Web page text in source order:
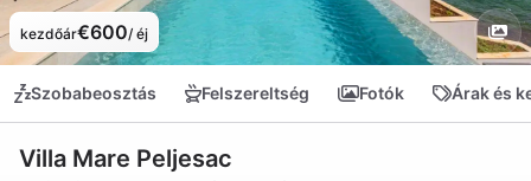
kezdőár€600/ éj
Szobabeosztás Felszereltség Fotók Árak és
Villa Mare Peljesac